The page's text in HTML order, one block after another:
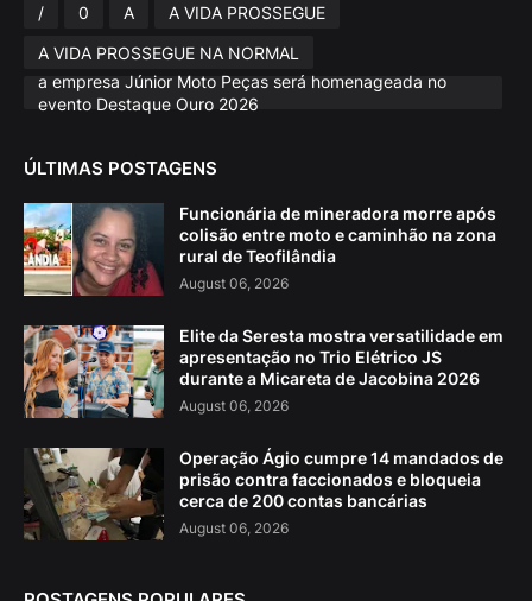
/ 0 A
A VIDA PROSSEGUE
A VIDA PROSSEGUE NA NORMAL
a empresa Júnior Moto Peças será homenageada no
evento Destaque Ouro 2026
ÚLTIMAS POSTAGENS
Funcionária de mineradora morre após
colisão entre moto e caminhão na zona
rural de Teofilândia
August 06, 2026
Elite da Seresta mostra versatilidade em
apresentação no Trio Elétrico JS
durante a Micareta de Jacobina 2026
August 06, 2026
Operação Ágio cumpre 14 mandados de
prisão contra faccionados e bloqueia
cerca de 200 contas bancárias
August 06, 2026